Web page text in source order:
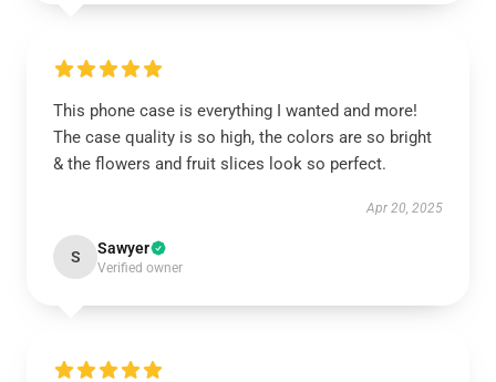
This phone case is everything I wanted and more!
The case quality is so high, the colors are so bright
& the flowers and fruit slices look so perfect.
Apr 20, 2025
S Sawyer
Verified owner